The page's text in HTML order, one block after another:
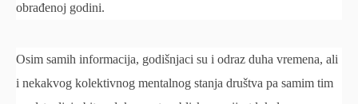
obrađenoj godini.
Osim samih informacija, godišnjaci su i odraz duha vremena, ali
i nekakvog kolektivnog mentalnog stanja društva pa samim tim